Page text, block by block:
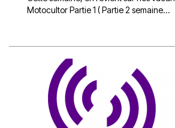
Motocultor Partie 1 ( Partie 2 semaine...